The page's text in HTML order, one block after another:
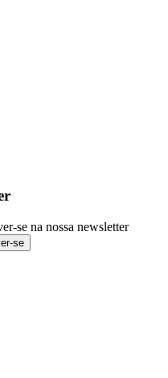
se na nossa newsletter
se